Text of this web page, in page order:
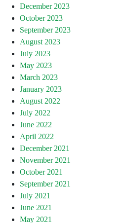
December 2023
October 2023
September 2023
August 2023
July 2023
May 2023
March 2023
January 2023
August 2022
July 2022
June 2022
April 2022
December 2021
November 2021
October 2021
September 2021
July 2021
June 2021
May 2021